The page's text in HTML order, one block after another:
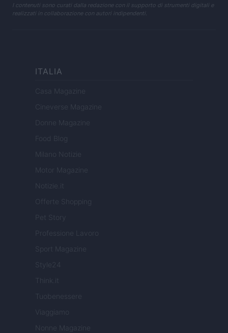
I contenuti sono curati dalla redazione con il supporto di strumenti digitali e
realizzati in collaborazione con autori indipendenti.
ITALIA
Casa Magazine
Cineverse Magazine
Donne Magazine
Food Blog
Milano Notizie
Motor Magazine
Notizie.it
Offerte Shopping
Pet Story
Professione Lavoro
Sport Magazine
Style24
Think.it
Tuobenessere
Viaggiamo
Nonne Magazine